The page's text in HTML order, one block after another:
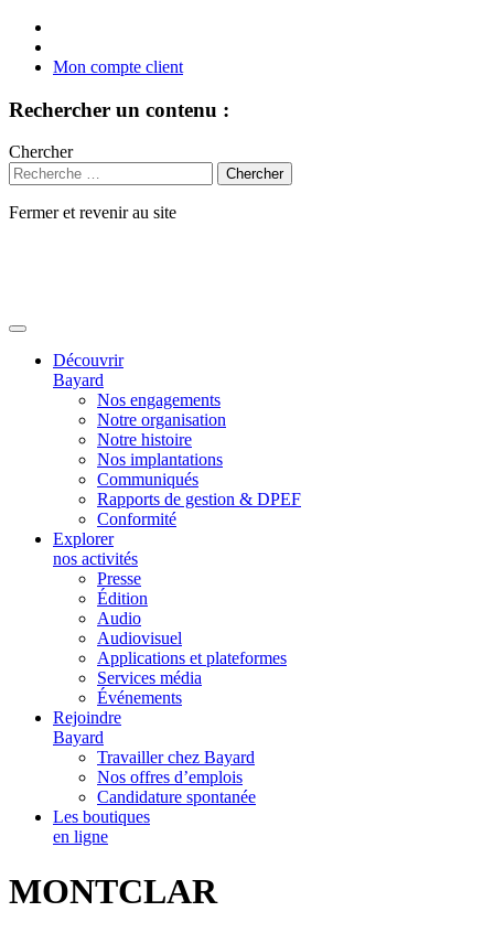
Mon compte client
Rechercher un contenu :
Chercher
Fermer et revenir au site
Découvrir
Bayard
Nos engagements
Notre organisation
Notre histoire
Nos implantations
Communiqués
Rapports de gestion & DPEF
Conformité
Explorer
nos activités
Presse
Édition
Audio
Audiovisuel
Applications et plateformes
Services média
Événements
Rejoindre
Bayard
Travailler chez Bayard
Nos offres d’emplois
Candidature spontanée
Les boutiques
en ligne
MONTCLAR